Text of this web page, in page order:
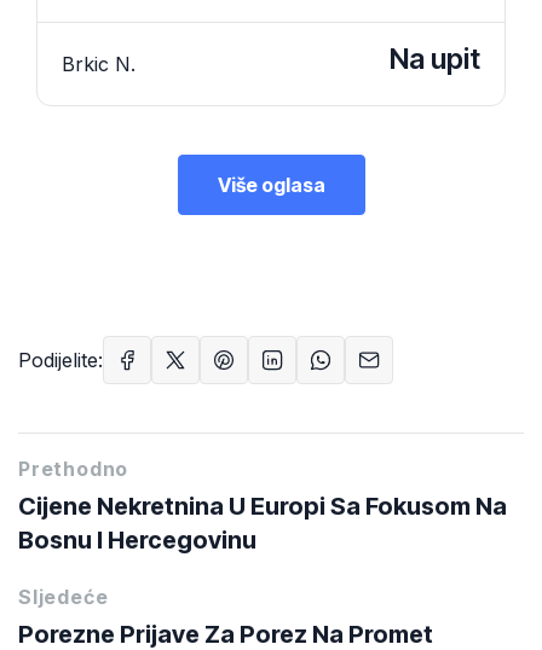
Brkic N. Na upit
Više oglasa
Podijelite:
Prethodno
Cijene Nekretnina U Europi Sa Fokusom Na
Bosnu I Hercegovinu
Sljedeće
Porezne Prijave Za Porez Na Promet